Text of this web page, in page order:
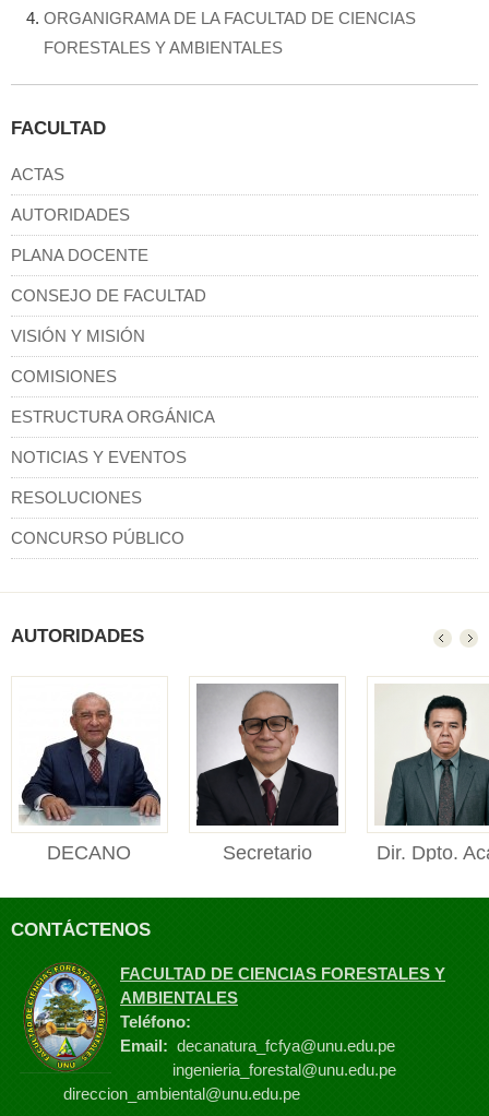
ORGANIGRAMA DE LA FACULTAD DE CIENCIAS
FORESTALES Y AMBIENTALES
FACULTAD
ACTAS
AUTORIDADES
PLANA DOCENTE
CONSEJO DE FACULTAD
VISIÓN Y MISIÓN
COMISIONES
ESTRUCTURA ORGÁNICA
NOTICIAS Y EVENTOS
RESOLUCIONES
CONCURSO PÚBLICO
AUTORIDADES
DECANO
Ciencias Forestales y
Ambienta...
Secretario
Dir. Dpto.
Fores...
CONTÁCTENOS
FACULTAD DE CIENCIAS FORESTALES Y
AMBIENTALES
Teléfono:
Email: decanatura_fcfya@unu.edu.pe
ingenieria_forestal@unu.edu.pe
direccion_ambiental@unu.edu.pe